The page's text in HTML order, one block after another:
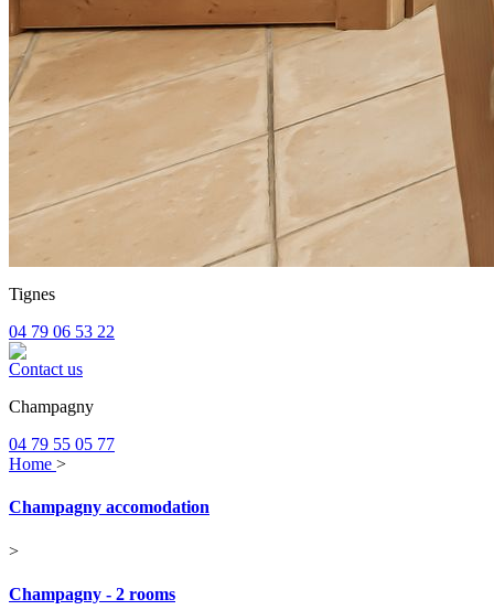
Tignes
04 79 06 53 22
Contact us
Champagny
04 79 55 05 77
Home >
Champagny accomodation
>
Champagny - 2 rooms